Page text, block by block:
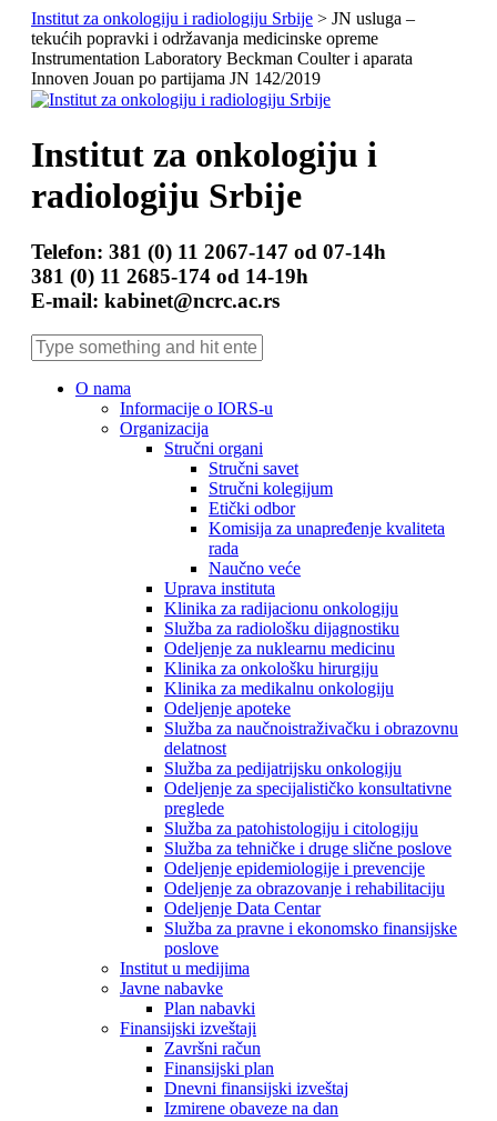
Institut za onkologiju i radiologiju Srbije > JN usluga –
tekućih popravki i održavanja medicinske opreme
Instrumentation Laboratory Beckman Coulter i aparata
Innoven Jouan po partijama JN 142/2019
Institut za onkologiju i
radiologiju Srbije
Telefon: 381 (0) 11 2067-147 od 07-14h
381 (0) 11 2685-174 od 14-19h
E-mail: kabinet@ncrc.ac.rs
O nama
Informacije o IORS-u
Organizacija
Stručni organi
Stručni savet
Stručni kolegijum
Etički odbor
Komisija za unapređenje kvaliteta
rada
Naučno veće
Uprava instituta
Klinika za radijacionu onkologiju
Služba za radiološku dijagnostiku
Odeljenje za nuklearnu medicinu
Klinika za onkološku hirurgiju
Klinika za medikalnu onkologiju
Odeljenje apoteke
Služba za naučnoistraživačku i obrazovnu
delatnost
Služba za pedijatrijsku onkologiju
Odeljenje za specijalističko konsultativne
preglede
Služba za patohistologiju i citologiju
Služba za tehničke i druge slične poslove
Odeljenje epidemiologije i prevencije
Odeljenje za obrazovanje i rehabilitaciju
Odeljenje Data Centar
Služba za pravne i ekonomsko finansijske
poslove
Institut u medijima
Javne nabavke
Plan nabavki
Finansijski izveštaji
Završni račun
Finansijski plan
Dnevni finansijski izveštaj
Izmirene obaveze na dan